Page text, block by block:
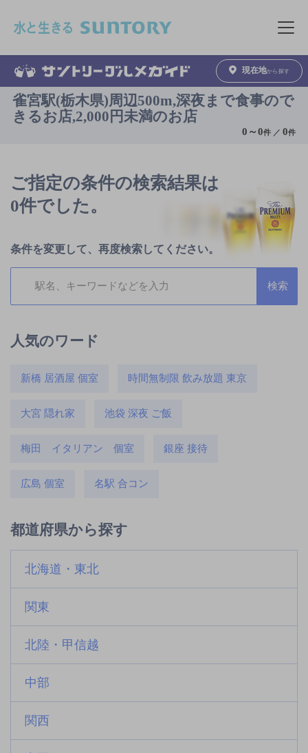
メニュ
現在地から探す
雀宮駅(栃木県)周辺500m,深夜まで食事ので
きるお店,2,000円未満のお店
0 ～0件 ／0件
ご指定の条件の検索結果は
0件でした。
条件を変更して、再度検索してください。
人気のワード
新橋 居酒屋 個室 時間無制限 飲み放題 東京
大宮 隠れ家 池袋 深夜 ご飯
梅田 イタリアン 個室 銀座 接待
広島 個室 名駅 合コン
都道府県から探す
北海道・東北
関東
北陸・甲信越
中部
関西